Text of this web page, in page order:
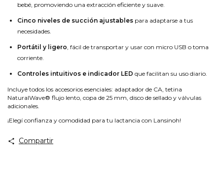
bebé, promoviendo una extracción eficiente y suave.
Cinco niveles de succión ajustables para adaptarse a tus
necesidades.
Portátil y ligero, fácil de transportar y usar con micro USB o toma
corriente.
Controles intuitivos e indicador LED que facilitan su uso diario.
Incluye todos los accesorios esenciales: adaptador de CA, tetina
NaturalWave® flujo lento, copa de 25 mm, disco de sellado y válvulas
adicionales.
¡Elegí confianza y comodidad para tu lactancia con Lansinoh!
Compartir